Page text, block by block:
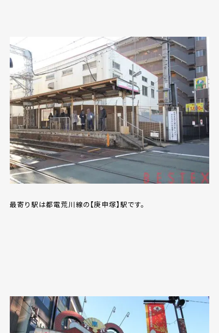
最寄り駅は都電荒川線の【庚申塚】駅です。